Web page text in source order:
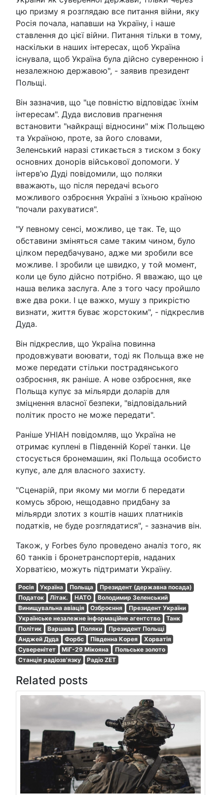
цю призму я розглядаю все питання війни, яку
Росія почала, напавши на Україну, і наше
ставлення до цієї війни. Питання тільки в тому,
наскільки в наших інтересах, щоб Україна
існувала, щоб Україна була дійсно суверенною і
незалежною державою", - заявив президент
Польщі.
Він зазначив, що "це повністю відповідає їхнім
інтересам". Дуда висловив прагнення
встановити "найкращі відносини" між Польщею
та Україною, проте, за його словами,
Зеленський наразі стикається з тиском з боку
основних донорів військової допомоги. У
інтерв'ю Дуді повідомили, що поляки
вважають, що після передачі всього
можливого озброєння Україні з їхньою країною
"почали рахуватися".
"У певному сенсі, можливо, це так. Те, що
обставини зміняться саме таким чином, було
цілком передбачувано, адже ми зробили все
можливе. І зробили це швидко, у той момент,
коли це було дійсно потрібно. Я вважаю, що це
наша велика заслуга. Але з того часу пройшло
вже два роки. І це важко, мушу з прикрістю
визнати, життя буває жорстоким", - підкреслив
Дуда.
Він підкреслив, що Україна повинна
продовжувати воювати, тоді як Польща вже не
може передати стільки пострадянського
озброєння, як раніше. А нове озброєння, яке
Польща купує за мільярди доларів для
зміцнення власної безпеки, "відповідальний
політик просто не може передати".
Раніше УНІАН повідомляв, що Україна не
отримає куплені в Південній Кореї танки. Це
стосується бронемашин, які Польща особисто
купує, але для власного захисту.
"Сценарій, при якому ми могли б передати
комусь зброю, нещодавно придбану за
мільярди злотих з коштів наших платників
податків, не буде розглядатися", - зазначив він.
Також, у Forbes було проведено аналіз того, як
60 танків і бронетранспортерів, наданих
Хорватією, можуть підтримати Україну.
Росія Україна Польща
Президент (державна посада)
Податок
Літак. НАТО
Володимир Зеленський
Винищувальна авіація
Озброєння
Президент України
Українське незалежне інформаційне агентство
Танк
Політик
Варшава Поляки
Президент Польщі
Анджей Дуда
Форбс Південна Корея
Хорватія
Суверенітет
МіГ-29 Мікояна
Польське золото
Станція радіозв'язку
Радіо ZET
Related posts